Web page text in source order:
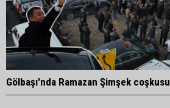
Gölbaşı'nda Ramazan Şimşek coşkusu